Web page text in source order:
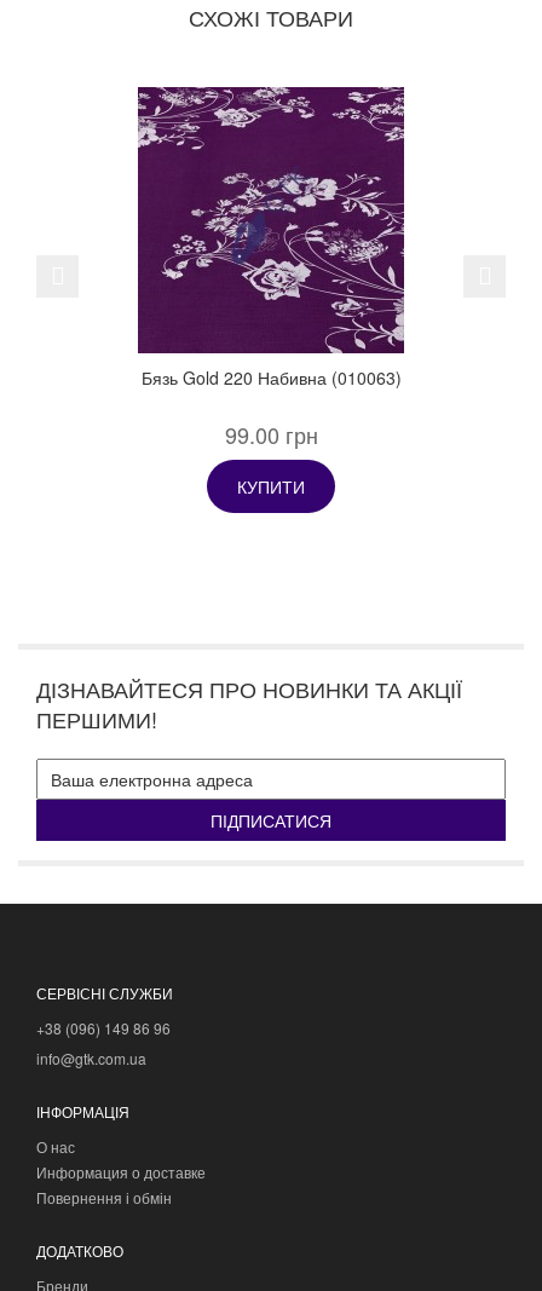
СХОЖІ ТОВАРИ
Бязь Gold 220 Набивна (010063)
99.00 грн
КУПИТИ
ДІЗНАВАЙТЕСЯ ПРО НОВИНКИ ТА АКЦІЇ
ПЕРШИМИ!
ПІДПИСАТИСЯ
СЕРВІСНІ СЛУЖБИ
+38 (096) 149 86 96
info@gtk.com.ua
ІНФОРМАЦІЯ
О нас
Информация о доставке
Повернення і обмін
ДОДАТКОВО
Бренди